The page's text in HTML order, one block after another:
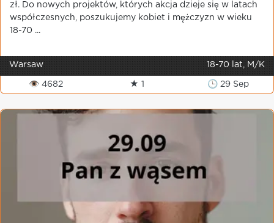
zł. Do nowych projektów, których akcja dzieje się w latach
współczesnych, poszukujemy kobiet i mężczyzn w wieku
18-70 ...
Warsaw 18-70 lat, M/K
👁 4682 ★ 1 🕒 29 Sep